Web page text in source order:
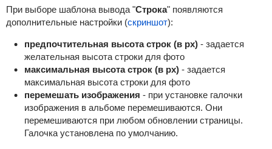
При выборе шаблона вывода "Строка" появляются
дополнительные настройки (скриншот):
предпочтительная высота строк (в px)- задается
желательная высота строки для фото
максимальная высота строк (в px)- задается
максимальная высота строки для фото
перемешать изображения - при установке галочки
изображения в альбоме перемешиваются. Они
перемешиваются при любом обновлении страницы.
Галочка установлена по умолчанию.